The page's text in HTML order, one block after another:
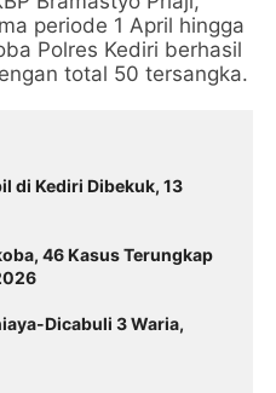
periode 1 April hingga
Polres Kediri berhasil
total 50 tersangka.
di Kediri Dibekuk, 13
46 Kasus Terungkap
Dicabuli 3 Waria,